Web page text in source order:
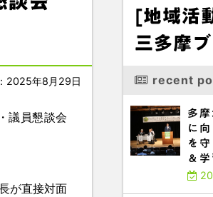
2025年8月29日
議員懇談会
が直接対面
[地域活
三多摩
recent
多
に
を
＆